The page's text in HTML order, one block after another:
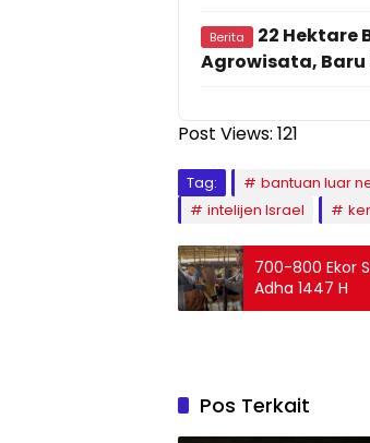
Berita
22 Hektare
Agrowisata, Baru
Post Views: 121
Tag: bantuan luar
intelijen Israel
700-800 Ekor
Adha 1447 H
Pos Terkait